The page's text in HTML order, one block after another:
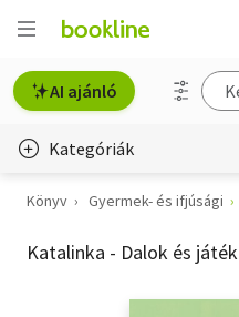
AI ajánló
Kategóriák
Életmód, egészség
Erotika
Gyermek- és ifjúsági
Könyv Gyermek- és ifjúsági
Katalinka - Dalok és